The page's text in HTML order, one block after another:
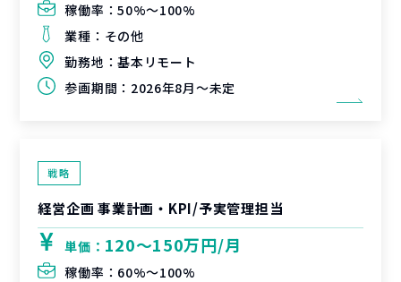
稼働率：50%〜100%
業種： その他
勤務地：基本リモート
参画期間： 2026年8月～未定
戦略
経営企画 事業計画・KPI/予実管理担当
単価： 120〜150万円/月
稼働率： 60%〜100%